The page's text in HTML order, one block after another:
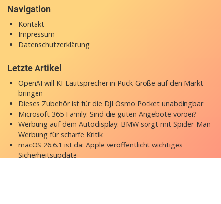
Navigation
Kontakt
Impressum
Datenschutzerklärung
Letzte Artikel
OpenAI will KI-Lautsprecher in Puck-Größe auf den Markt
bringen
Dieses Zubehör ist für die DJI Osmo Pocket unabdingbar
Microsoft 365 Family: Sind die guten Angebote vorbei?
Werbung auf dem Autodisplay: BMW sorgt mit Spider-Man-
Werbung für scharfe Kritik
macOS 26.6.1 ist da: Apple veröffentlicht wichtiges
Sicherheitsupdate